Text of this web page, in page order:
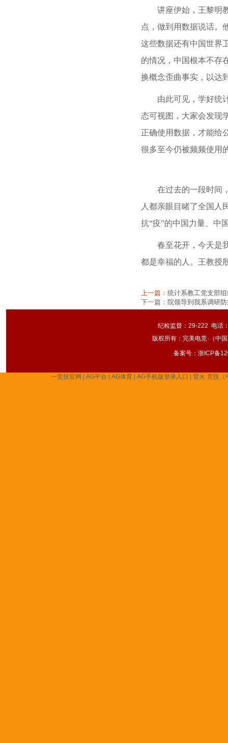
讲座伊始，王黎明
点，做到用数据说话。
这些数据还有中国世界
的情况，中国根本不存
换概念歪曲事实，以达
由此可见，学好统
态可视图，大家会发现
正确使用数据，才能给
很多至今仍被频频使用
在过去的一段时间
人都亲眼目睹了全国人
抗“疫”的中国力量、中
春至花开，今天是
都是幸福的人。王教授
上一篇： 统计系教工党支部
下一篇： 院领导到我系调研
纪检监督：29-222 电话
版权所有：完美电竞·（中
备案号： 浙ICP备
一竞技官网 AG平台 AG体育| AG手机版登录入口 雷火·竞技（